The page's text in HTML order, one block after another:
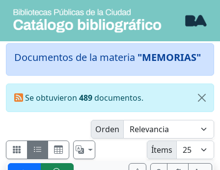
Documentos de la materia "MEMORIAS"
Se obtuvieron 489documentos.
Orden
Ítems